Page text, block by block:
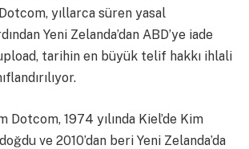
yıllarca süren yasal
Yeni Zelanda’dan ABD’ye iade
tarihin en büyük telif hakkı ihlali
Dotcom, 1974 yılında Kiel’de Kim
ve 2010’dan beri Yeni Zelanda’da